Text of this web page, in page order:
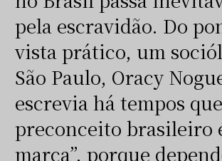
pela escravidão. Do
vista prático, um
São Paulo, Oracy
escrevia há tempos
preconceito brasileiro
marca”, porque